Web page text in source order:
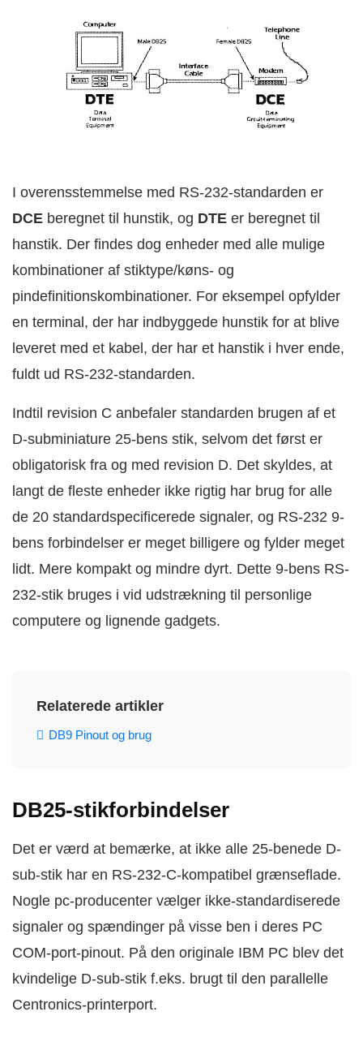
I overensstemmelse med RS-232-standarden er
DCE beregnet til hunstik, og DTE er beregnet til
hanstik. Der findes dog enheder med alle mulige
kombinationer af stiktype/køns- og
pindefinitionskombinationer. For eksempel opfylder
en terminal, der har indbyggede hunstik for at blive
leveret med et kabel, der har et hanstik i hver ende,
fuldt ud RS-232-standarden.
Indtil revision C anbefaler standarden brugen af et
D-subminiature 25-bens stik, selvom det først er
obligatorisk fra og med revision D. Det skyldes, at
langt de fleste enheder ikke rigtig har brug for alle
de 20 standardspecificerede signaler, og RS-232 9-
bens forbindelser er meget billigere og fylder meget
lidt. Mere kompakt og mindre dyrt. Dette 9-bens RS-
232-stik bruges i vid udstrækning til personlige
computere og lignende gadgets.
Relaterede artikler
DB9 Pinout og brug
DB25-stikforbindelser
Det er værd at bemærke, at ikke alle 25-benede D-
sub-stik har en RS-232-C-kompatibel grænseflade.
Nogle pc-producenter vælger ikke-standardiserede
signaler og spændinger på visse ben i deres PC
COM-port-pinout. På den originale IBM PC blev det
kvindelige D-sub-stik f.eks. brugt til den parallelle
Centronics-printerport.